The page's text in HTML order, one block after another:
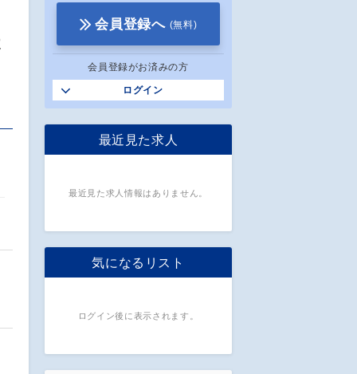
会員登録へ (無料)
会員登録がお済みの方
ログイン
最近見た求人
最近見た求人情報はありません。
気になるリスト
ログイン後に表示されます。